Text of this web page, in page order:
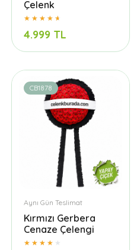
Çelenk
4.999 TL
CB1878
Aynı Gün Teslimat
Kırmızı Gerbera
Cenaze Çelengi